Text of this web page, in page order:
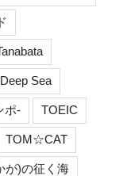
Sea
ポ- TOEIC
TOM☆CAT
が)の征く海